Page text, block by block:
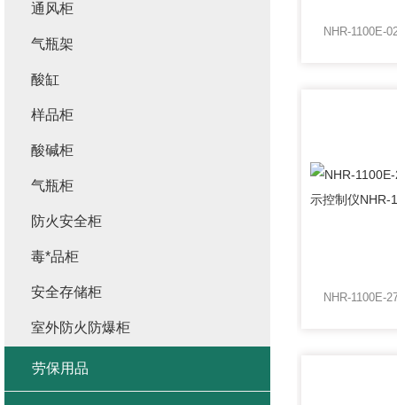
通风柜
气瓶架
酸缸
样品柜
酸碱柜
气瓶柜
防火安全柜
毒*品柜
安全存储柜
室外防火防爆柜
劳保用品